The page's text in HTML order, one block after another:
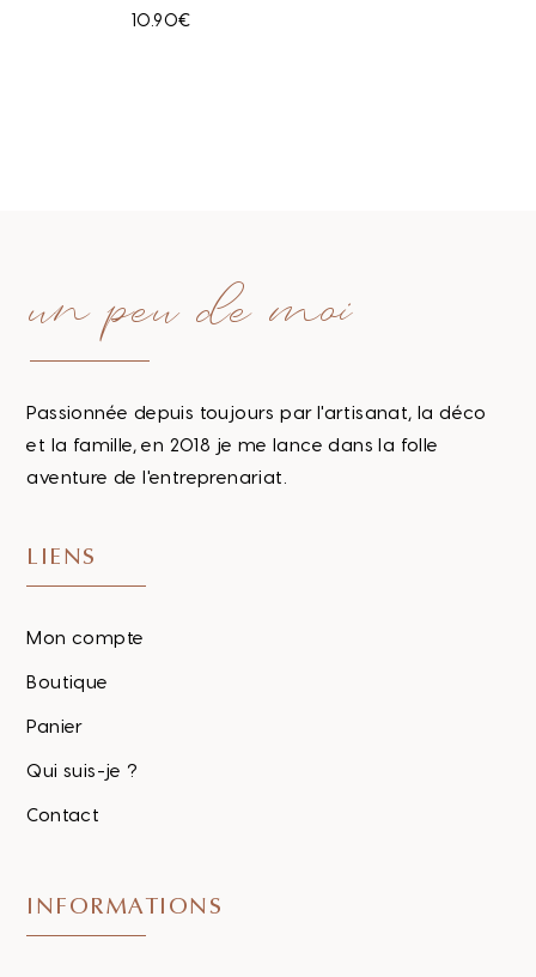
10.90€
un peu de moi
Passionnée depuis toujours par l'artisanat, la déco
et la famille, en 2018 je me lance dans la folle
aventure de l'entreprenariat.
LIENS
Mon compte
Boutique
Panier
Qui suis-je ?
Contact
INFORMATIONS